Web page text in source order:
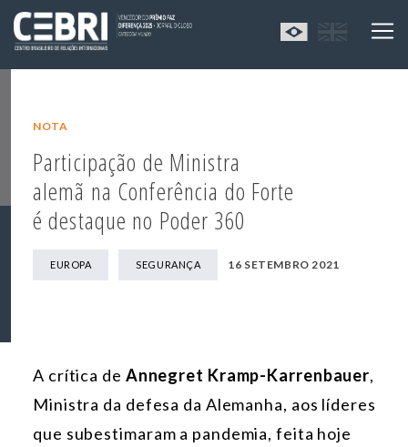
NOTA
Participação de Ministra
alemã na Conferência do Forte
é destaque no Poder 360
EUROPA SEGURANÇA 16 SETEMBRO 2021
A crítica de Annegret Kramp-Karrenbauer,
Ministra da defesa da Alemanha, aos líderes
que subestimaram a pandemia, feita hoje